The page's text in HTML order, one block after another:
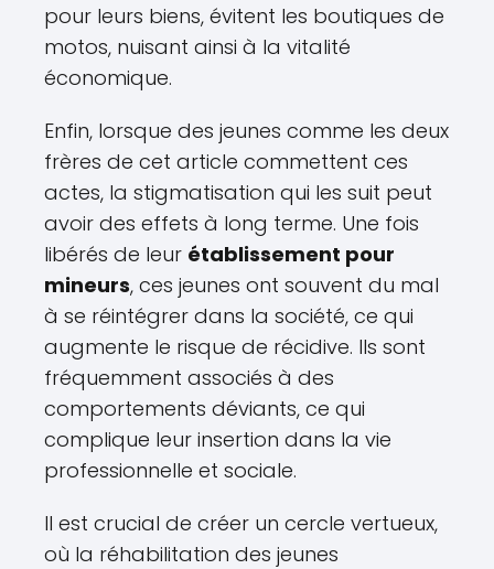
pour leurs biens, évitent les boutiques de
motos, nuisant ainsi à la vitalité
économique.
Enfin, lorsque des jeunes comme les deux
frères de cet article commettent ces
actes, la stigmatisation qui les suit peut
avoir des effets à long terme. Une fois
libérés de leur établissement pour
mineurs, ces jeunes ont souvent du mal
à se réintégrer dans la société, ce qui
augmente le risque de récidive. Ils sont
fréquemment associés à des
comportements déviants, ce qui
complique leur insertion dans la vie
professionnelle et sociale.
Il est crucial de créer un cercle vertueux,
où la réhabilitation des jeunes